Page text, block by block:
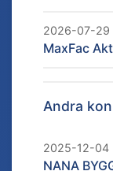
2026-07-29
MaxFac
Andra
2025-12-04
NANA